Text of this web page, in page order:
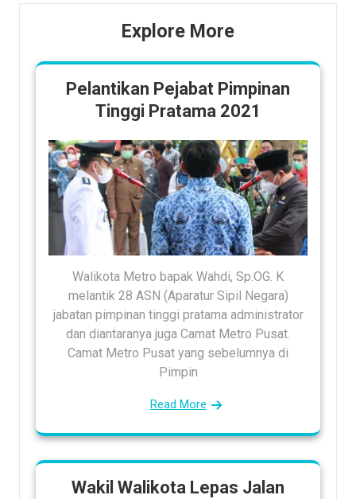
Explore More
Pelantikan Pejabat Pimpinan
Tinggi Pratama 2021
Walikota Metro bapak Wahdi, Sp.OG. K
melantik 28 ASN (Aparatur Sipil Negara)
jabatan pimpinan tinggi pratama administrator
dan diantaranya juga Camat Metro Pusat.
Camat Metro Pusat yang sebelumnya di
Pimpin
Read More
Wakil Walikota Lepas Jalan